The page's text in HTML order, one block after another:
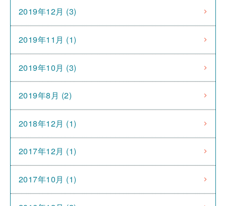
2019年12月 (3)
2019年11月 (1)
2019年10月 (3)
2019年8月 (2)
2018年12月 (1)
2017年12月 (1)
2017年10月 (1)